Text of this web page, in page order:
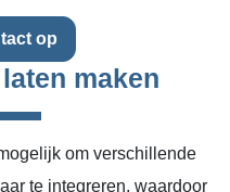
op
maken
om verschillende
te integreren, waardoor